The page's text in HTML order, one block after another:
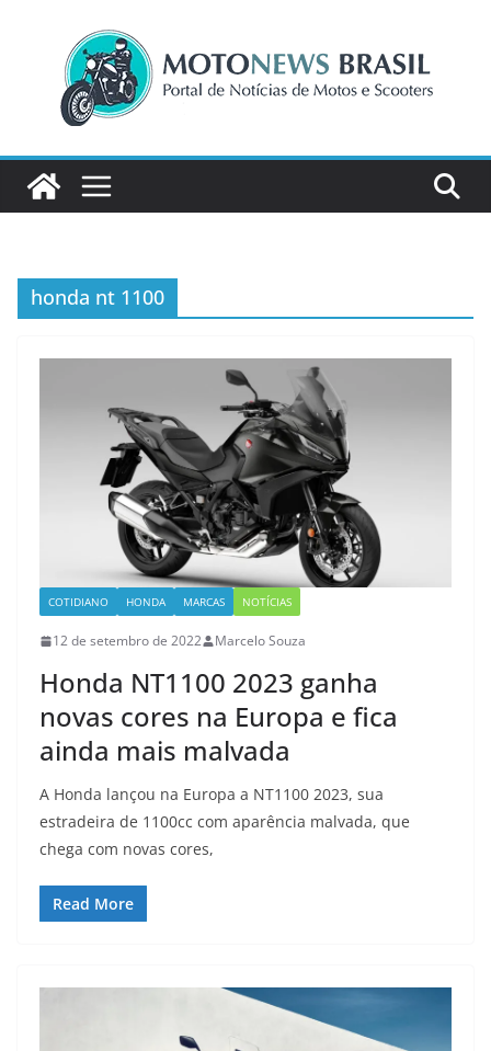
conteúdo
honda nt 1100
COTIDIANO HONDA MARCAS NOTÍCIAS
12 de setembro de 2022 Marcelo Souza
Honda NT1100 2023 ganha
novas cores na Europa e fica
ainda mais malvada
A Honda lançou na Europa a NT1100 2023, sua
estradeira de 1100cc com aparência malvada, que
chega com novas cores,
Read More